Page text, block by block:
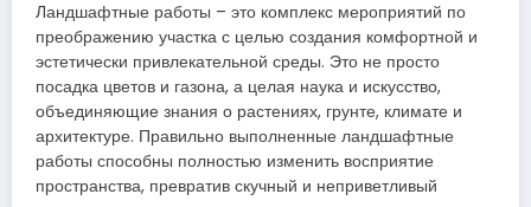
Ландшафтные работы – это комплекс мероприятий по
преображению участка с целью создания комфортной и
эстетически привлекательной среды. Это не просто
посадка цветов и газона, а целая наука и искусство,
объединяющие знания о растениях, грунте, климате и
архитектуре. Правильно выполненные ландшафтные
работы способны полностью изменить восприятие
пространства, превратив скучный и неприветливый